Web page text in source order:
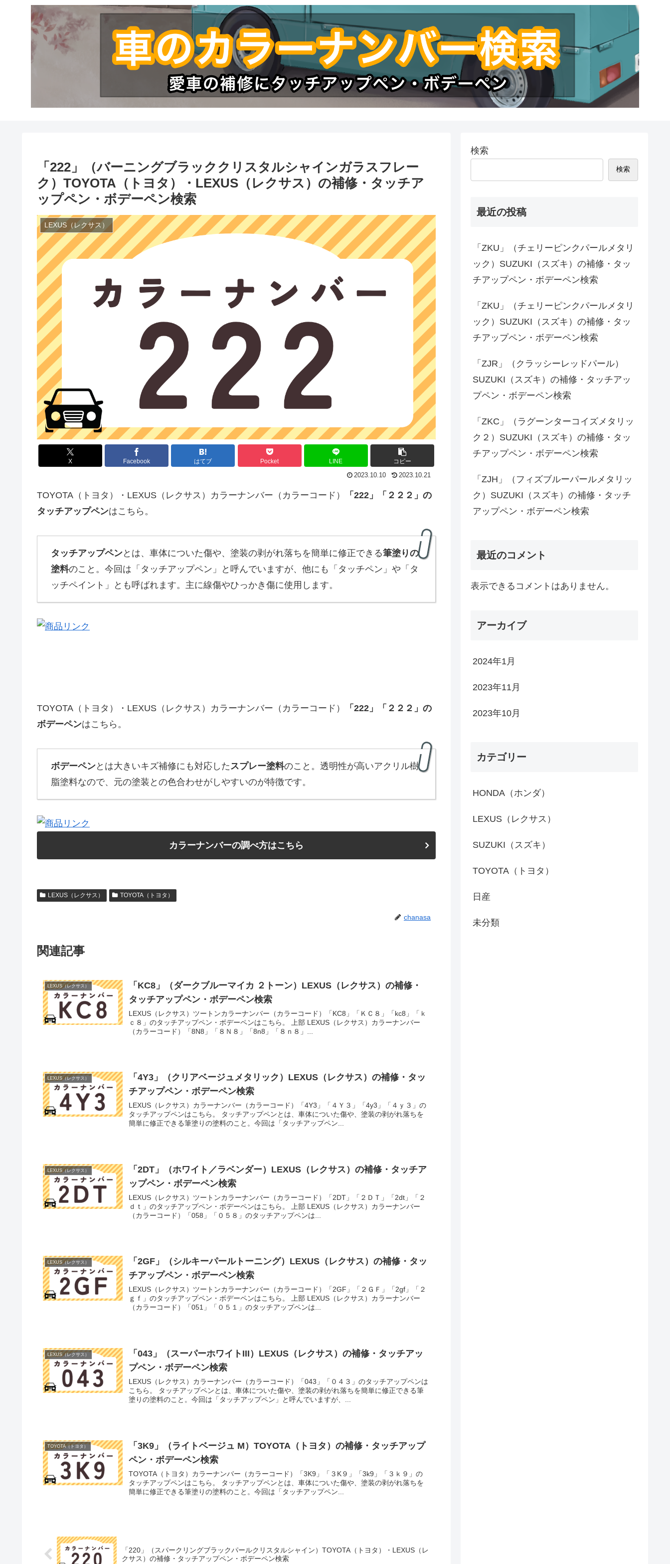
「222」（バーニングブラッククリスタルシャインガラスフレー
ク）TOYOTA（トヨタ）・LEXUS（レクサス）の補修・タッチア
ップペン・ボデーペン検索
LEXUS（レクサス）
X Facebook はてブ Pocket LINE コピー
2023.10.10 2023.10.21
TOYOTA（トヨタ）・LEXUS（レクサス）カラーナンバー（カラーコード） 「222」「２２２」 の
タッチアップペンはこちら。
タッチアップペンとは、車体についた傷や、塗装の剥がれ落ちを簡単に修正できる筆塗りの
塗料のこと。今回は「タッチアップペン」と呼んでいますが、他にも「タッチペン」や「タ
ッチペイント」とも呼ばれます。主に線傷やひっかき傷に使用します。
TOYOTA（トヨタ）・LEXUS（レクサス）カラーナンバー（カラーコード） 「222」「２２２」 の
ボデーペンはこちら。
ボデーペンとは大きいキズ補修にも対応した スプレー塗料のこと。透明性が高いアクリル樹
脂塗料なので、元の塗装との色合わせがしやすいのが特徴です。
カラーナンバーの調べ方はこちら
LEXUS（レクサス） TOYOTA（トヨタ）
chanasa
関連記事
LEXUS（レクサス）
「KC8」（ダークブルーマイカ ２トーン）LEXUS（レクサス）の補修・
タッチアップペン・ボデーペン検索
LEXUS（レクサス）ツートンカラーナンバー（カラーコード）「KC8」「ＫＣ８」「kc8」「ｋ
ｃ８」のタッチアップペン・ボデーペンはこちら。 上部 LEXUS（レクサス）カラーナンバー
（カラーコード）「8N8」「８Ｎ８」「8n8」「８ｎ８」...
LEXUS（レクサス）
「4Y3」（クリアベージュメタリック）LEXUS（レクサス）の補修・タッ
チアップペン・ボデーペン検索
LEXUS（レクサス）カラーナンバー（カラーコード）「4Y3」「４Ｙ３」「4y3」「４ｙ３」の
タッチアップペンはこちら。 タッチアップペンとは、車体についた傷や、塗装の剥がれ落ちを
簡単に修正できる筆塗りの塗料のこと。今回は「タッチアップペン...
LEXUS（レクサス）
「2DT」（ホワイト／ラベンダー）LEXUS（レクサス）の補修・タッチア
ップペン・ボデーペン検索
LEXUS（レクサス）ツートンカラーナンバー（カラーコード）「2DT」「２ＤＴ」「2dt」「２
ｄｔ」のタッチアップペン・ボデーペンはこちら。 上部 LEXUS（レクサス）カラーナンバー
（カラーコード）「058」「０５８」のタッチアップペンは...
LEXUS（レクサス）
「2GF」（シルキーパールトーニング）LEXUS（レクサス）の補修・タッ
チアップペン・ボデーペン検索
LEXUS（レクサス）ツートンカラーナンバー（カラーコード）「2GF」「２ＧＦ」「2gf」「２
ｇｆ」のタッチアップペン・ボデーペンはこちら。 上部 LEXUS（レクサス）カラーナンバー
（カラーコード）「051」「０５１」のタッチアップペンは...
LEXUS（レクサス）
「043」（スーパーホワイトIII）LEXUS（レクサス）の補修・タッチアッ
プペン・ボデーペン検索
LEXUS（レクサス）カラーナンバー（カラーコード）「043」「０４３」のタッチアップペンは
こちら。 タッチアップペンとは、車体についた傷や、塗装の剥がれ落ちを簡単に修正できる筆
塗りの塗料のこと。今回は「タッチアップペン」と呼んでいますが、...
TOYOTA（トヨタ）
「3K9」（ライトベージュ M）TOYOTA（トヨタ）の補修・タッチアップ
ペン・ボデーペン検索
TOYOTA（トヨタ）カラーナンバー（カラーコード）「3K9」「３K９」「3k9」「３ｋ９」の
タッチアップペンはこちら。 タッチアップペンとは、車体についた傷や、塗装の剥がれ落ちを
簡単に修正できる筆塗りの塗料のこと。今回は「タッチアップペン...
「220」（スパークリングブラックパールクリスタルシャイン）TOYOTA（トヨタ）・LEXUS（レ
クサス）の補修・タッチアップペン・ボデーペン検索
検索
検索
最近の投稿
「ZKU」（チェリーピンクパールメタリ
ック）SUZUKI（スズキ）の補修・タッ
チアップペン・ボデーペン検索
「ZKU」（チェリーピンクパールメタリ
ック）SUZUKI（スズキ）の補修・タッ
チアップペン・ボデーペン検索
「ZJR」（クラッシーレッドパール）
SUZUKI（スズキ）の補修・タッチアッ
プペン・ボデーペン検索
「ZKC」（ラグーンターコイズメタリッ
ク２）SUZUKI（スズキ）の補修・タッ
チアップペン・ボデーペン検索
「ZJH」（フィズブルーパールメタリッ
ク）SUZUKI（スズキ）の補修・タッチ
アップペン・ボデーペン検索
最近のコメント
表示できるコメントはありません。
アーカイブ
2024年1月
2023年11月
2023年10月
カテゴリー
HONDA（ホンダ）
LEXUS（レクサス）
SUZUKI（スズキ）
TOYOTA（トヨタ）
日産
未分類